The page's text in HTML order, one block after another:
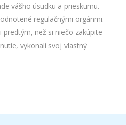
vášho úsudku a prieskumu.
regulačnými orgánmi.
než si niečo zakúpite
vykonali svoj vlastný